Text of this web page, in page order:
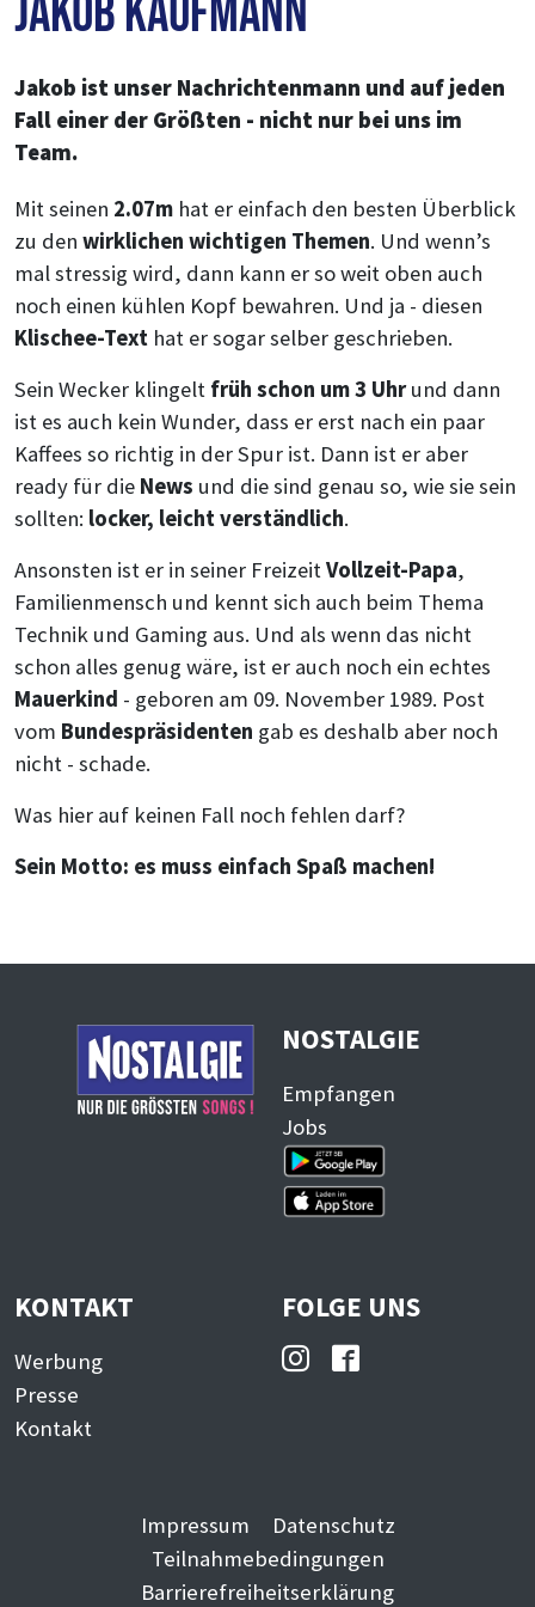
Jakob Kaufmann
Jakob ist unser Nachrichtenmann und auf jeden
Fall einer der Größten - nicht nur bei uns im
Team.
Mit seinen 2.07m hat er einfach den besten Überblick
zu den wirklichen wichtigen Themen. Und wenn’s
mal stressig wird, dann kann er so weit oben auch
noch einen kühlen Kopf bewahren. Und ja - diesen
Klischee-Text hat er sogar selber geschrieben.
Sein Wecker klingelt früh schon um 3 Uhrund dann
ist es auch kein Wunder, dass er erst nach ein paar
Kaffees so richtig in der Spur ist. Dann ist er aber
ready für die News und die sind genau so, wie sie sein
sollten: locker, leicht verständlich.
Ansonsten ist er in seiner FreizeitVollzeit-Papa,
Familienmensch und kennt sich auch beim Thema
Technik und Gaming aus. Und als wenn das nicht
schon alles genug wäre, ist er auch noch ein echtes
Mauerkind - geboren am 09. November 1989. Post
vom Bundespräsidenten gab es deshalb aber noch
nicht - schade.
Was hier auf keinen Fall noch fehlen darf?
Sein Motto: es muss einfach Spaß machen!
NOSTALGIE
Empfangen
Jobs
KONTAKT
Werbung
Presse
Kontakt
FOLGE UNS
Impressum
Datenschutz
Teilnahmebedingungen
Barrierefreiheitserklärung